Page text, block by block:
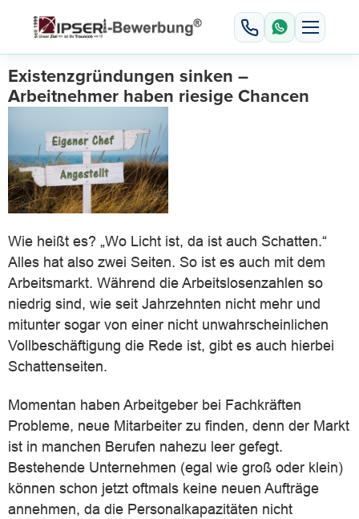
Existenzgründungen sinken –
Arbeitnehmer haben riesige Chancen
Wie heißt es? „Wo Licht ist, da ist auch Schatten.“
Alles hat also zwei Seiten. So ist es auch mit dem
Arbeitsmarkt. Während die Arbeitslosenzahlen so
niedrig sind, wie seit Jahrzehnten nicht mehr und
mitunter sogar von einer nicht unwahrscheinlichen
Vollbeschäftigung die Rede ist, gibt es auch hierbei
Schattenseiten.
Momentan haben Arbeitgeber bei Fachkräften
Probleme, neue Mitarbeiter zu finden, denn der Markt
ist in manchen Berufen nahezu leer gefegt.
Bestehende Unternehmen (egal wie groß oder klein)
können schon jetzt oftmals keine neuen Aufträge
annehmen, da die Personalkapazitäten nicht